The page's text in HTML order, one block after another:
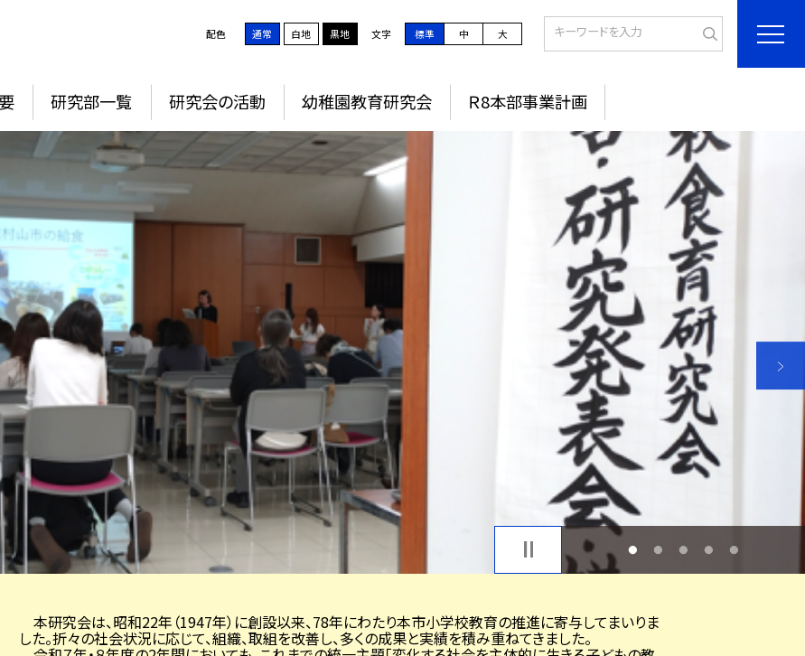
配色 通常 白地 黒地 文字 標準 中 大
研究部一覧 研究会の活動 幼稚園教育研究会 Ｒ8本部事業計画
1 2 3 4 5
本研究会は、昭和22年（1947年）に創設以来、78年にわたり本市小学校教育の推進に寄与してまいりま
した。折々の社会状況に応じて、組織、取組を改善し、多くの成果と実績を積み重ねてきました。